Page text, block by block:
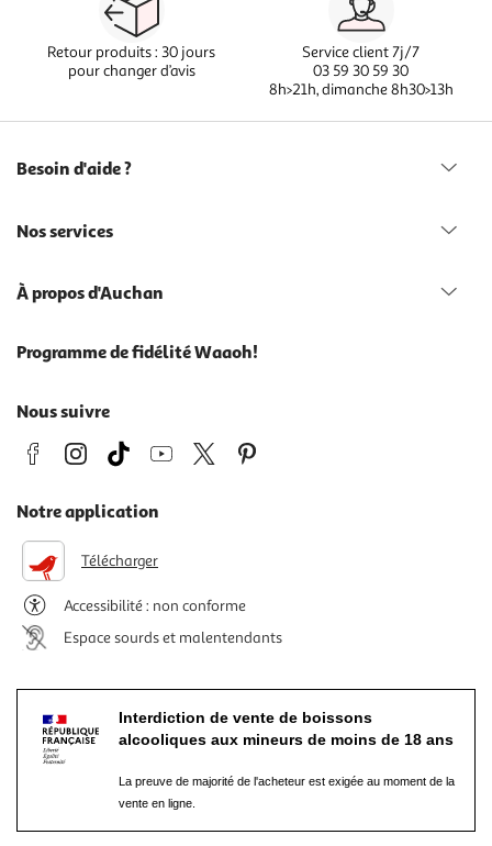
Retour produits : 30 jours
pour changer d’avis
Service client 7j/7
03 59 30 59 30
8h>21h, dimanche 8h30>13h
Besoin d'aide ?
Nos services
À propos d'Auchan
Programme de fidélité Waaoh!
Nous suivre
Notre application
Télécharger
Accessibilité : non conforme
Espace sourds et malentendants
Interdiction de vente de boissons
alcooliques aux mineurs de moins de 18 ans
La preuve de majorité de l'acheteur est exigée au moment de la
vente en ligne.